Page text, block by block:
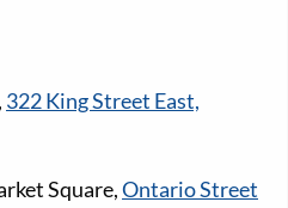
322 King Street East,
Square,Ontario Street